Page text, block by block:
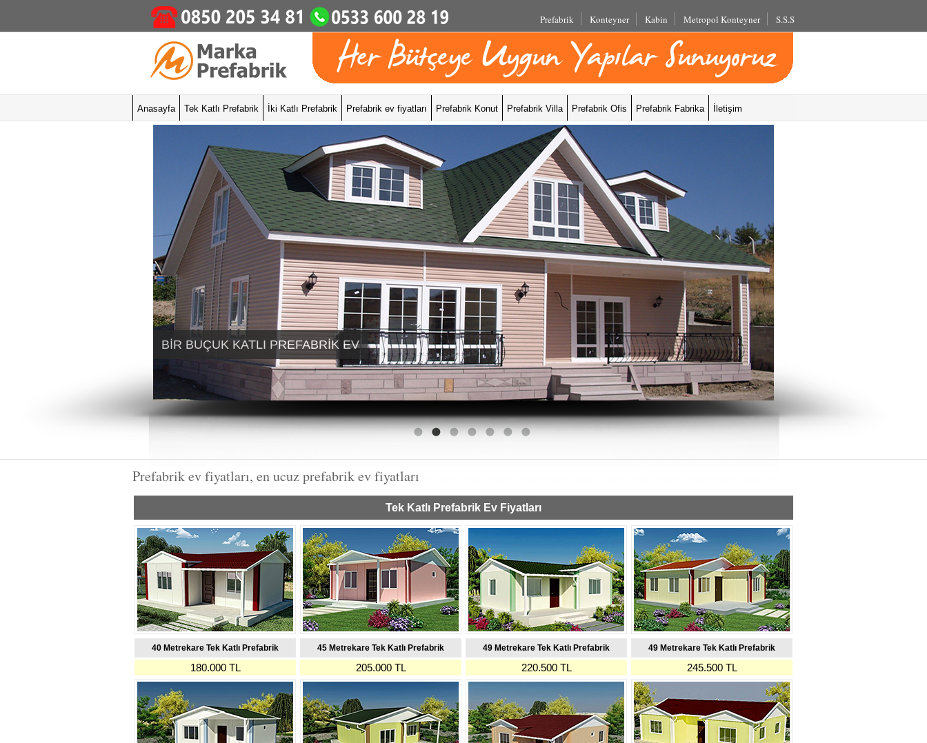
Prefabrik Konteyner Kabin Metropol Konteyner S.S.S
Anasayfa Tek Katlı Prefabrik İki Katlı Prefabrik Prefabrik ev fiyatları Prefabrik Konut Prefabrik Villa Prefabrik Ofis Prefabrik Fabrika İletişim
BIR BUÇUK KATLI PREFABRIK EV
Prefabrik ev fiyatları, en ucuz prefabrik ev fiyatları
Tek Katlı Prefabrik Ev Fiyatları
40 Metrekare Tek Katlı Prefabrik 45 Metrekare Tek Katlı Prefabrik 49 Metrekare Tek Katlı Prefabrik 49 Metrekare Tek Katlı Prefabrik
180.000 TL 205.000 TL 220.500 TL 245.500 TL